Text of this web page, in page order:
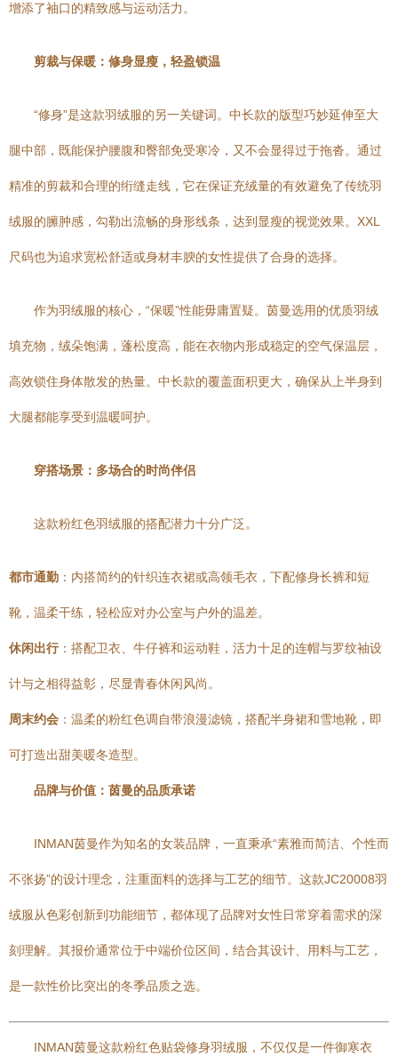
增添了袖口的精致感与运动活力。
剪裁与保暖：修身显瘦，轻盈锁温
“修身”是这款羽绒服的另一关键词。中长款的版型巧妙延伸至大
腿中部，既能保护腰腹和臀部免受寒冷，又不会显得过于拖沓。通过
精准的剪裁和合理的绗缝走线，它在保证充绒量的有效避免了传统羽
绒服的臃肿感，勾勒出流畅的身形线条，达到显瘦的视觉效果。XXL
尺码也为追求宽松舒适或身材丰腴的女性提供了合身的选择。
作为羽绒服的核心，“保暖”性能毋庸置疑。茵曼选用的优质羽绒
填充物，绒朵饱满，蓬松度高，能在衣物内形成稳定的空气保温层，
高效锁住身体散发的热量。中长款的覆盖面积更大，确保从上半身到
大腿都能享受到温暖呵护。
穿搭场景：多场合的时尚伴侣
这款粉红色羽绒服的搭配潜力十分广泛。
都市通勤 ：内搭简约的针织连衣裙或高领毛衣，下配修身长裤和短
靴，温柔干练，轻松应对办公室与户外的温差。
休闲出行：搭配卫衣、牛仔裤和运动鞋，活力十足的连帽与罗纹袖设
计与之相得益彰，尽显青春休闲风尚。
周末约会 ：温柔的粉红色调自带浪漫滤镜，搭配半身裙和雪地靴，即
可打造出甜美暖冬造型。
品牌与价值：茵曼的品质承诺
INMAN茵曼作为知名的女装品牌，一直秉承“素雅而简洁、个性而
不张扬”的设计理念，注重面料的选择与工艺的细节。这款JC20008羽
绒服从色彩创新到功能细节，都体现了品牌对女性日常穿着需求的深
刻理解。其报价通常位于中端价位区间，结合其设计、用料与工艺，
是一款性价比突出的冬季品质之选。
INMAN茵曼这款粉红色贴袋修身羽绒服，不仅仅是一件御寒衣